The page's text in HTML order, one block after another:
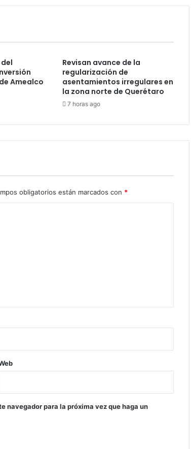
Amealco
Revisan avance de la
regularización de
asentamientos irregulares en
la zona norte de Querétaro
7 horas ago
obligatorios están marcados con *
navegador para la próxima vez que haga un